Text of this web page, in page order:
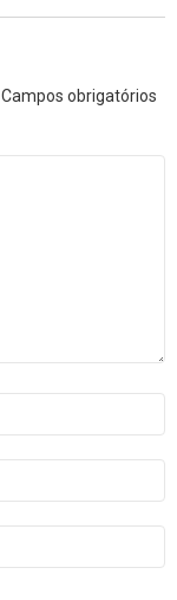
Campos obrigatórios